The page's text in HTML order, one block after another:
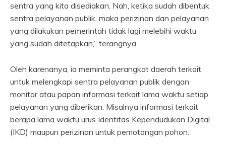
sentra yang kita disediakan. Nah, ketika sudah dibentuk
sentra pelayanan publik, maka perizinan dan pelayanan
yang dilakukan pemerintah tidak lagi melebihi waktu
yang sudah ditetapkan,” terangnya.
Oleh karenanya, ia meminta perangkat daerah terkait
untuk melengkapi sentra pelayanan publik dengan
monitor atau papan informasi terkait lama waktu setiap
pelayanan yang diberikan. Misalnya informasi terkait
berapa lama waktu urus Identitas Kependudukan Digital
(IKD) maupun perizinan untuk pemotongan pohon.